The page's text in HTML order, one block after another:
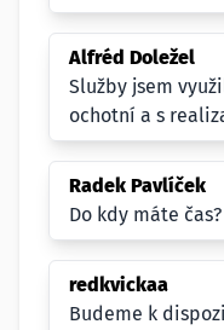
Alfréd Doležel
Služby jsem
ochotní a s
Radek Pavlíček
Do kdy máte čas?
redkvickaa
Budeme k